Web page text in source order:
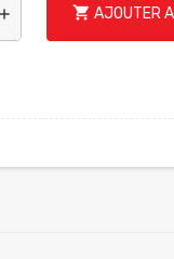
add shopping_cart AJOUTER